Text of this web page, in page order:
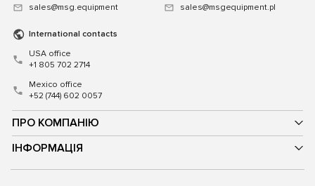
ПРО КОМПАНІЮ
ІНФОРМАЦІЯ
sales@msg.equipment
sales@msgequipment.pl
International contacts
USA office
+1 805 702 2714
Mexico office
+52 (744) 602 0057